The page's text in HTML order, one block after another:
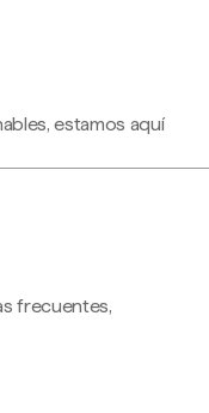
estamos aquí
frecuentes,